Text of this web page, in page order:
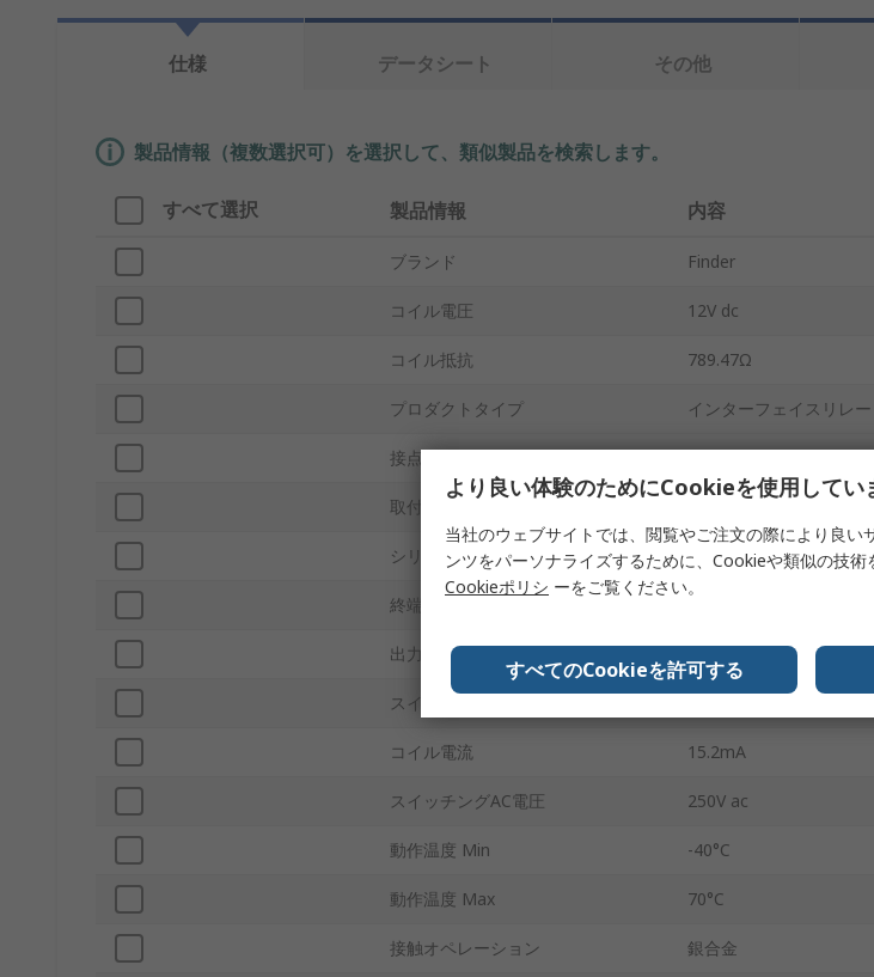
仕様 データシート その他
製品情報（複数選択可）を選択して、類似製品を検索します。
すべて選択 製品情報 内容
ブランド Finder
コイル電圧 12V dc
コイル抵抗 789.47Ω
プロダクトタイプ インターフェイスリレー
接点構成
取付タイプ
シリーズ 38
終端処理
出力開閉電流
スイッチングDC電圧
コイル電流 15.2mA
スイッチングAC電圧 250V ac
動作温度 Min -40°C
動作温度 Max 70°C
接触オペレーション 銀合金
より良い体験のためにCookieを使用してい
当社のウェブサイトでは、閲覧やご注文の際により良い
ンツをパーソナライズするために、Cookieや類似の技術
Cookieポリシ ーをご覧ください。
すべてのCookieを許可する